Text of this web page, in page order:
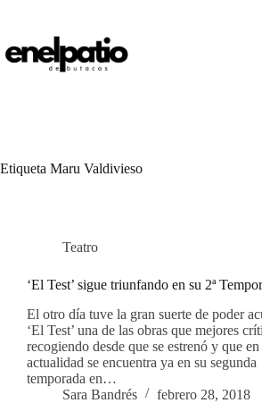
contenido
Etiqueta Maru Valdivieso
Teatro
‘El Test’ sigue triunfando en su 2ª
El otro día tuve la gran suerte de poder
‘El Test’ una de las obras que mejores
recogiendo desde que se estrenó y que en
actualidad se encuentra ya en su segunda
temporada en…
Sara Bandrés
febrero 28, 2018